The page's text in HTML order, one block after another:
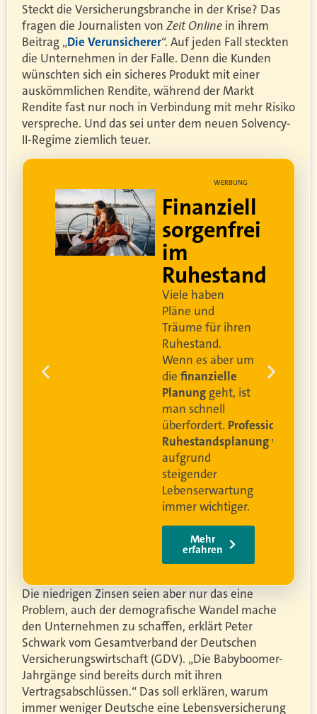
Steckt die Versicherungsbranche in der Krise? Das
fragen die Journalisten von Zeit Online in ihrem
Beitrag „Die Verunsicherer“. Auf jeden Fall steckten
die Unternehmen in der Falle. Denn die Kunden
wünschten sich ein sicheres Produkt mit einer
auskömmlichen Rendite, während der Markt
Rendite fast nur noch in Verbindung mit mehr Risiko
verspreche. Und das sei unter dem neuen Solvency-
II-Regime ziemlich teuer.
WERBUNG
Lebe dein
bestes Leben
Um sorgenfrei in den
Ruhestand zu blicken,
braucht esprofessionelle
Ruhestandsplanung
Damit Ihre Kundinnen
und Kundenihr bestes
Leben leben können.
Video anschauen
Die niedrigen Zinsen seien aber nur das eine
Problem, auch der demografische Wandel mache
den Unternehmen zu schaffen, erklärt Peter
Schwark vom Gesamtverband der Deutschen
Versicherungswirtschaft (GDV). „Die Babyboomer-
Jahrgänge sind bereits durch mit ihren
Vertragsabschlüssen.“ Das soll erklären, warum
immer weniger Deutsche eine Lebensversicherung